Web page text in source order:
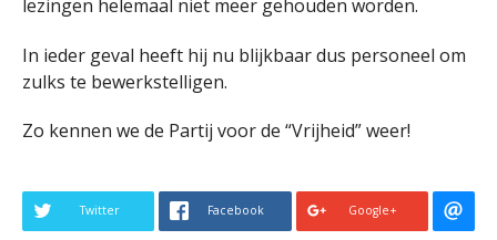
lezingen helemaal niet meer gehouden worden.
In ieder geval heeft hij nu blijkbaar dus personeel om
zulks te bewerkstelligen.
Zo kennen we de Partij voor de “Vrijheid” weer!
Twitter Facebook Google+